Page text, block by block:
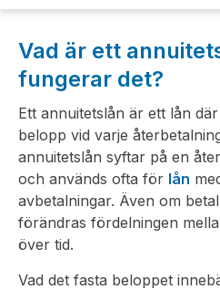
Vad är ett
fungerar det?
Ett annuitetslån är ett lån
belopp vid varje
annuitetslån syftar på en
och används ofta för lån
avbetalningar. Även om
förändras fördelningen
över tid.
Vad det fasta beloppet